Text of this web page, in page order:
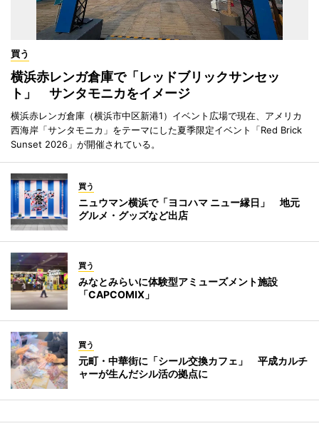
買う
横浜赤レンガ倉庫で「レッドブリックサンセッ
ト」 サンタモニカをイメージ
横浜赤レンガ倉庫（横浜市中区新港1）イベント広場で現在、アメリカ
西海岸「サンタモニカ」をテーマにした夏季限定イベント「Red Brick
Sunset 2026」が開催されている。
買う
ニュウマン横浜で「ヨコハマ ニュー縁日」 地元
グルメ・グッズなど出店
買う
みなとみらいに体験型アミューズメント施設
「CAPCOMIX」
買う
元町・中華街に「シール交換カフェ」 平成カルチ
ャーが生んだシル活の拠点に